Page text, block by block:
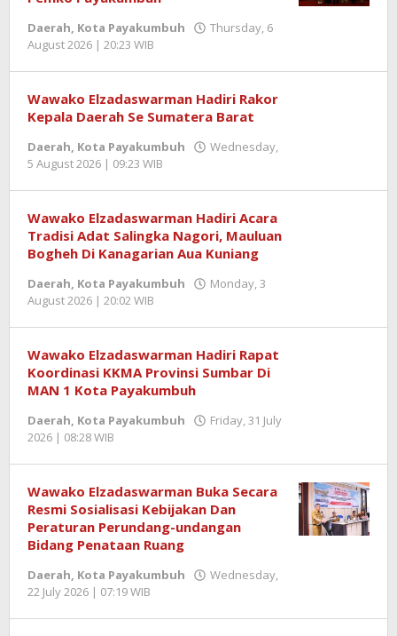
Daerah, Kota Payakumbuh
Thursday, 6
August 2026 | 20:23 WIB
Wawako Elzadaswarman Hadiri Rakor
Kepala Daerah Se Sumatera Barat
Daerah, Kota Payakumbuh
Wednesday,
5 August 2026 | 09:23 WIB
Wawako Elzadaswarman Hadiri Acara
Tradisi Adat Salingka Nagori, Mauluan
Bogheh Di Kanagarian Aua Kuniang
Daerah, Kota Payakumbuh
Monday, 3
August 2026 | 20:02 WIB
Wawako Elzadaswarman Hadiri Rapat
Koordinasi KKMA Provinsi Sumbar Di
MAN 1 Kota Payakumbuh
Daerah, Kota Payakumbuh
Friday, 31 July
2026 | 08:28 WIB
Wawako Elzadaswarman Buka Secara
Resmi Sosialisasi Kebijakan Dan
Peraturan Perundang-undangan
Bidang Penataan Ruang
Daerah, Kota Payakumbuh
Wednesday,
22 July 2026 | 07:19 WIB